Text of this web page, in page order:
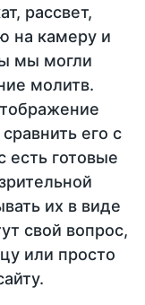
рассвет,
на камеру и
мы могли
молитв.
его с
готовые
их в виде
свой вопрос,
или просто